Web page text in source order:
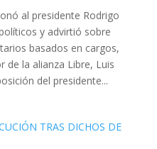
al presidente Rodrigo
y advirtió sobre
basados en cargos,
de la alianza Libre, Luis
del presidente...